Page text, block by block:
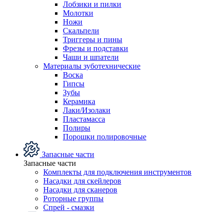
Лобзики и пилки
Молотки
Ножи
Скальпели
Триггеры и пины
Фрезы и подставки
Чаши и шпатели
Материалы зуботехнические
Воска
Гипсы
Зубы
Керамика
Лаки/Изолаки
Пластамасса
Полиры
Порошки полировочные
Запасные части
Запасные части
Комплекты для подключения инструментов
Насадки для скейлеров
Насадки для сканеров
Роторные группы
Спрей - смазки